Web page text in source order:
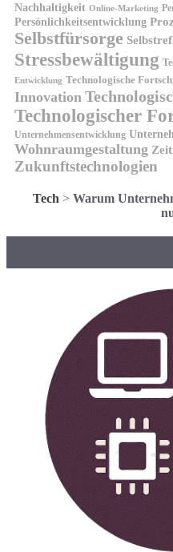
Nachhaltigkeit Online-Marketing
Persönlichkeitsentwicklung
Selbstfürsorge
Stressbewältigung
Entwicklung Technologische
Innovation
Technologischer
Unternehmensentwicklung
Wohnraumgestaltung
Zukunftstechnologien
Tech > Warum